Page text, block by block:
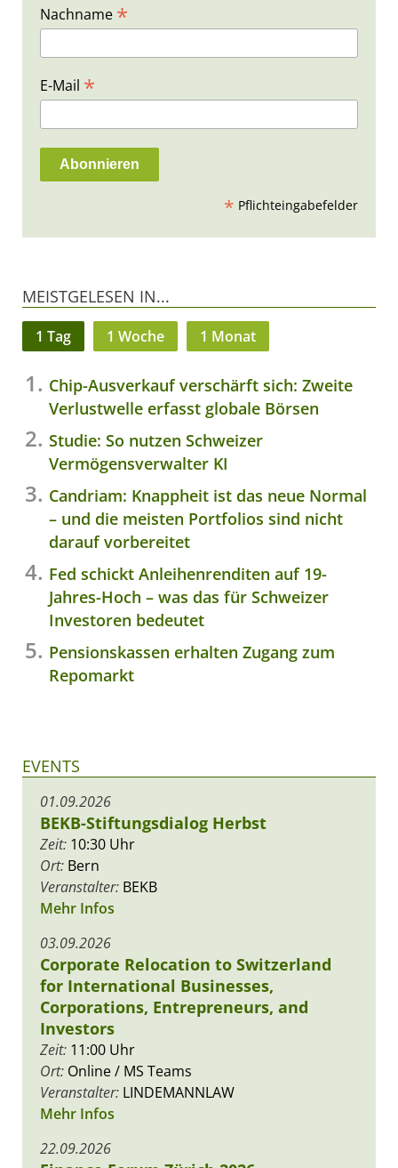
Nachname *
E-Mail *
* Pflichteingabefelder
MEISTGELESEN IN...
1 Tag 1 Woche 1 Monat
Chip-Ausverkauf verschärft sich: Zweite
Verlustwelle erfasst globale Börsen
Studie: So nutzen Schweizer
Vermögensverwalter KI
Candriam: Knappheit ist das neue Normal
– und die meisten Portfolios sind nicht
darauf vorbereitet
Fed schickt Anleihenrenditen auf 19-
Jahres-Hoch – was das für Schweizer
Investoren bedeutet
Pensionskassen erhalten Zugang zum
Repomarkt
EVENTS
01.09.2026
BEKB-Stiftungsdialog Herbst
Zeit: 10:30 Uhr
Ort: Bern
Veranstalter: BEKB
Mehr Infos
03.09.2026
Corporate Relocation to Switzerland
for International Businesses,
Corporations, Entrepreneurs, and
Investors
Zeit: 11:00 Uhr
Ort: Online / MS Teams
Veranstalter: LINDEMANNLAW
Mehr Infos
22.09.2026